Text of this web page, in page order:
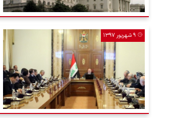
۹ شهریور ۱۳۹۷